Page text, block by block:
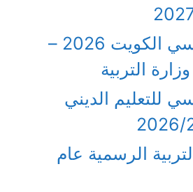
التقويم الدراسي الكويت 2026 –
للتعليم الديني
الرسمية عام